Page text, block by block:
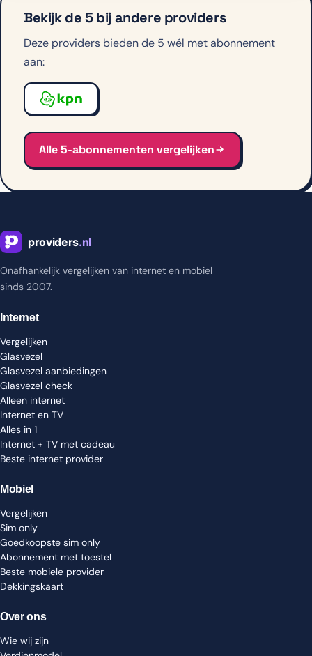
Bekijk de 5 bij andere providers
Deze providers bieden de 5 wél met abonnement
aan:
Alle 5-abonnementen vergelijken
Onafhankelijk vergelijken van internet en mobiel
sinds 2007.
Internet
Vergelijken
Glasvezel
Glasvezel aanbiedingen
Glasvezel check
Alleen internet
Internet en TV
Alles in 1
Internet + TV met cadeau
Beste internet provider
Mobiel
Vergelijken
Sim only
Goedkoopste sim only
Abonnement met toestel
Beste mobiele provider
Dekkingskaart
Over ons
Wie wij zijn